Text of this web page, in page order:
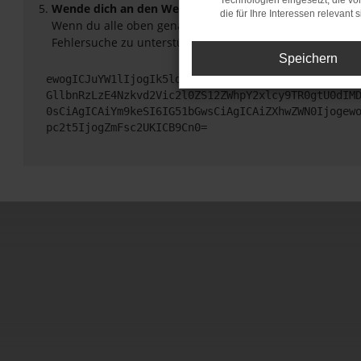
Wende dich an den Webseitenbetreiber.
Wenn du alle oben genannten Schritte versucht hast,
Fehlersuche zu unterstützen:
pc2t5IjogZmFsc2UKICB9Cn0=
die für Ihre Interessen relevant
Speichern